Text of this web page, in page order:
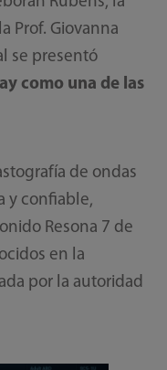
Prof. Giovanna
se presentó
como una de las
de ondas
y confiable,
Resona 7 de
en la
por la autoridad